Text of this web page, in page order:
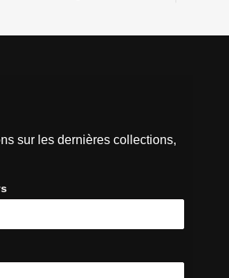
sur les dernières collections,